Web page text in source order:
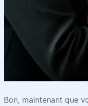
Bon, maintenant que